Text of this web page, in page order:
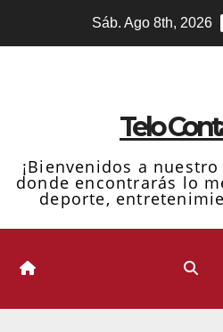
Sáb. Ago 8th, 2026
Telo
¡Bienvenidos a
donde encontrarás lo
deporte,